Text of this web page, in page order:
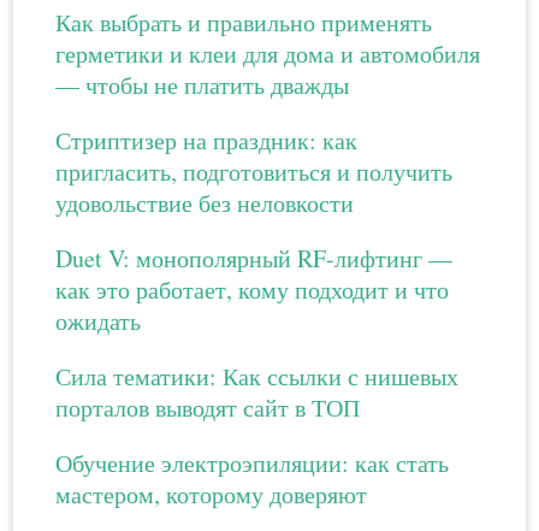
Как выбрать и правильно применять
герметики и клеи для дома и автомобиля
— чтобы не платить дважды
Стриптизер на праздник: как
пригласить, подготовиться и получить
удовольствие без неловкости
Duet V: монополярный RF-лифтинг —
как это работает, кому подходит и что
ожидать
Сила тематики: Как ссылки с нишевых
порталов выводят сайт в ТОП
Обучение электроэпиляции: как стать
мастером, которому доверяют